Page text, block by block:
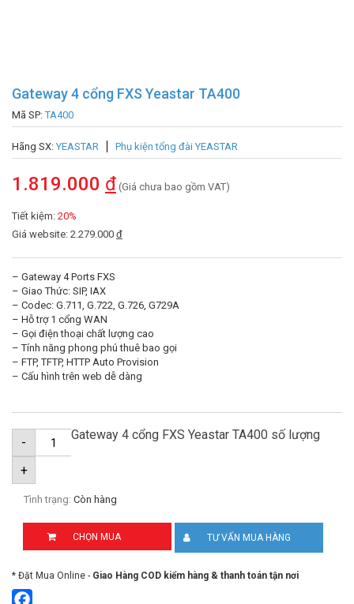
Gateway 4 cổng FXS Yeastar TA400
Mã SP:TA400
Hãng SX: YEASTAR Phụ kiện tổng đài YEASTAR
1.819.000 đ (Giá chưa bao gồm VAT)
Tiết kiệm: 20%
Giá website: 2.279.000 đ
– Gateway 4 Ports FXS
– Giao Thức: SIP, IAX
– Codec: G.711, G.722, G.726, G729A
– Hỗ trợ 1 cổng WAN
– Gọi điện thoại chất lượng cao
– Tính năng phong phú thuê bao gọi
– FTP, TFTP, HTTP Auto Provision
– Cấu hình trên web dễ dàng
- Gateway 4 cổng FXS Yeastar TA400 số lượng
+
Tình trạng: Còn hàng
CHỌN MUA TƯ VẤN MUA HÀNG
* Đặt Mua Online - Giao Hàng COD kiểm hàng & thanh toán tận nơi